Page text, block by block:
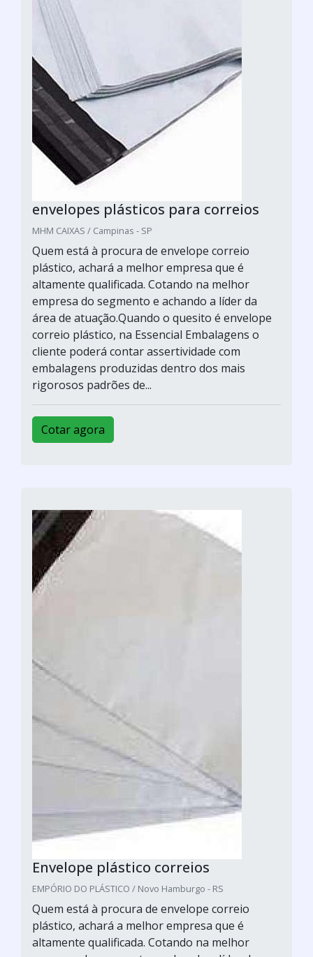
envelopes plásticos para correios
MHM CAIXAS / Campinas - SP
Quem está à procura de envelope correio
plástico, achará a melhor empresa que é
altamente qualificada. Cotando na melhor
empresa do segmento e achando a líder da
área de atuação.Quando o quesito é envelope
correio plástico, na Essencial Embalagens o
cliente poderá contar assertividade com
embalagens produzidas dentro dos mais
rigorosos padrões de...
Cotar agora
Envelope plástico correios
EMPÓRIO DO PLÁSTICO / Novo Hamburgo - RS
Quem está à procura de envelope correio
plástico, achará a melhor empresa que é
altamente qualificada. Cotando na melhor